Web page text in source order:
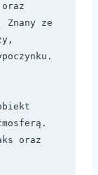
ze
oraz